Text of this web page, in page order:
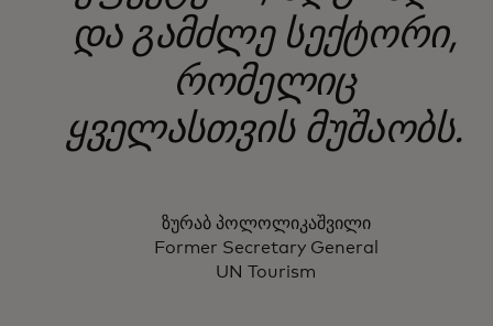
და გამძლე სექტორი,
რომელიც
ყველასთვის მუშაობს.
ზურაბ პოლოლიკაშვილი
Former Secretary General
UN Tourism